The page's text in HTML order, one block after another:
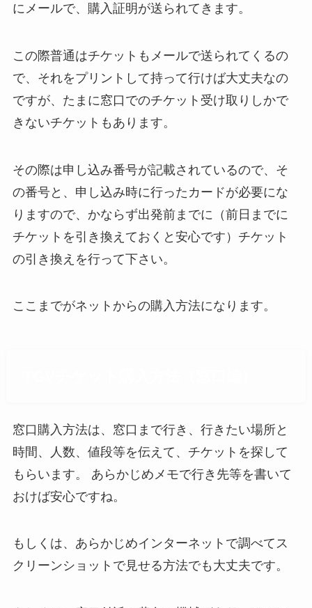
にメールで、購入証明が送られてきます。
この際普通はチケットもメールで送られてくるの
で、それをプリントして持って行けば大丈夫なの
ですが、たまに窓口でのチケット受け取りしかで
きないチケットもあります。
その際は申し込み番号が記載されているので、そ
の番号と、申し込み時に行ったカードが必要にな
りますので、かならず出発前までに（前日までに
チケットを引き換えておくと安心です）チケット
の引き換えを行って下さい。
ここまでがネットからの購入方法になります。
窓口購入方法は、窓口まで行き、行きたい場所と
時間、人数、値段等を伝えて、チケットを探して
もらいます。 あらかじめメモで行き先等を書いて
おけば安心ですね。
もしくは、あらかじめインターネットで調べてス
クリーンショットで見せる方法でも大丈夫です。